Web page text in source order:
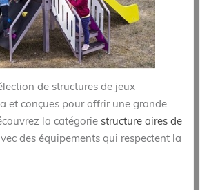
de structures de jeux
et conçues pour offrir une grande
la catégorie structure aires de
des équipements qui respectent la